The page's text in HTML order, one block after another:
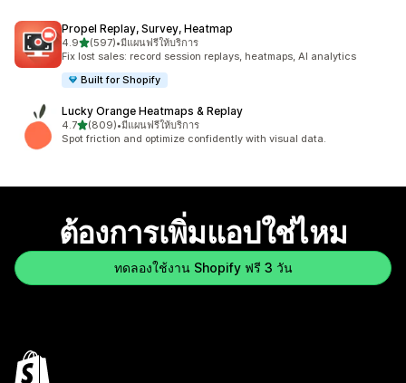
Propel Replay, Survey, Heatmap
4.9เต็ม 5 ดาว
(597)
ทั้งหมด 597 รีวิว
•มีแผนฟรีให้บริการ
Fix lost sales: record session replays, heatmaps, AI analytics
Built for Shopify
Lucky Orange Heatmaps & Replay
4.7เต็ม 5 ดาว
(809)
ทั้งหมด 809 รีวิว
•มีแผนฟรีให้บริการ
Spot friction and optimize confidently with visual data.
ต้องการเพิ่มแอปใช่ไหม
ทดลองใช้งาน Shopify ฟรี 3 วัน